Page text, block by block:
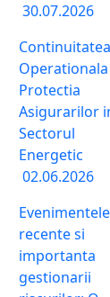
30.07.2026
Continuitatea
Operationala
Protectia
Asigurarilor
Sectorul
Energetic
02.06.2026
Evenimentele
recente si
importanta
gestionarii